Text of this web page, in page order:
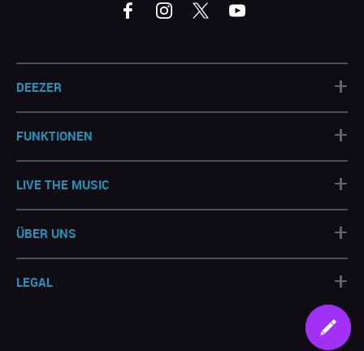
DEEZER +
FUNKTIONEN +
LIVE THE MUSIC +
ÜBER UNS +
LEGAL +